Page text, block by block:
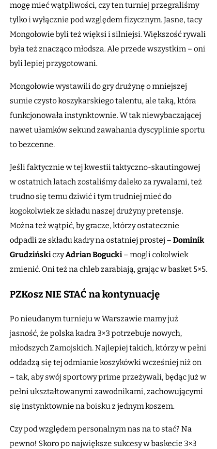
mogę mieć wątpliwości, czy ten turniej przegraliśmy
tylko i wyłącznie pod względem fizycznym. Jasne, tacy
Mongołowie byli też więksi i silniejsi. Większość rywali
była też znacząco młodsza. Ale przede wszystkim – oni
byli lepiej przygotowani.
Mongołowie wystawili do gry drużynę o mniejszej
sumie czysto koszykarskiego talentu, ale taką, która
funkcjonowała instynktownie. W tak niewybaczającej
nawet ułamków sekund zawahania dyscyplinie sportu
to bezcenne.
Jeśli faktycznie w tej kwestii taktyczno-skautingowej
w ostatnich latach zostaliśmy daleko za rywalami, też
trudno się temu dziwić i tym trudniej mieć do
kogokolwiek ze składu naszej drużyny pretensje.
Można też wątpić, by gracze, którzy ostatecznie
odpadli ze składu kadry na ostatniej prostej – Dominik
GrudzińskiczyAdrian Bogucki – mogli cokolwiek
zmienić. Oni też na chleb zarabiają, grając w basket 5×5.
PZKosz NIE STAĆ na kontynuację
Po nieudanym turnieju w Warszawie mamy już
jasność, że polska kadra 3×3 potrzebuje nowych,
młodszych Zamojskich. Najlepiej takich, którzy w pełni
oddadzą się tej odmianie koszykówki wcześniej niż on
– tak, aby swój sportowy prime przeżywali, będąc już w
pełni ukształtowanymi zawodnikami, zachowującymi
się instynktownie na boisku z jednym koszem.
Czy pod względem personalnym nas na to stać? Na
pewno! Skoro po największe sukcesy w baskecie 3×3